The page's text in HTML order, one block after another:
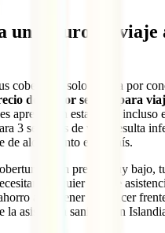
un seguro de viaje
coberturas solo te falta por
del mejor seguro para
apreciar en esta tabla, incluso
3 semanas de viaje resulta
de alojamiento en el país.
a un precio muy bajo,
cualquier tipo de
al no tener que hacer
la asistencia sanitaria en